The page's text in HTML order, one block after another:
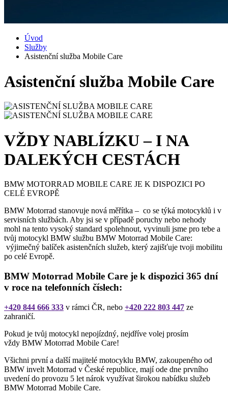
Úvod
Služby
Asistenční služba Mobile Care
Asistenční služba Mobile Care
VŽDY NABLÍZKU – I NA
DALEKÝCH CESTÁCH
BMW MOTORRAD MOBILE CARE JE K DISPOZICI PO
CELÉ EVROPĚ
BMW Motorrad stanovuje nová měřítka – co se týká motocyklů i v
servisních službách. Aby jsi se v případě poruchy nebo nehody
mohl na tento vysoký standard spolehnout, vyvinuli jsme pro tebe a
tvůj motocykl BMW službu BMW Motorrad Mobile Care:
výjimečný balíček asistenčních služeb, který zajišťuje tvoji mobilitu
po celé Evropě.
BMW Motorrad Mobile Care je k dispozici 365 dní
v roce na telefonních číslech:
+420 844 666 333 v rámci ČR, nebo +420 222 803 447 ze
zahraničí.
Pokud je tvůj motocykl nepojízdný, nejdříve volej prosím
vždy BMW Motorrad Mobile Care!
Všichni první a další majitelé motocyklu BMW, zakoupeného od
BMW invelt Motorrad v České republice, mají ode dne prvního
uvedení do provozu 5 let nárok využívat širokou nabídku služeb
BMW Motorrad Mobile Care.